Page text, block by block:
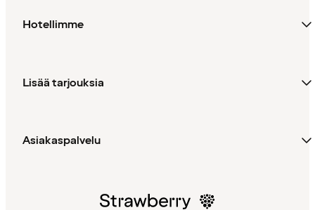
Hotellimme
Lisää tarjouksia
Asiakaspalvelu